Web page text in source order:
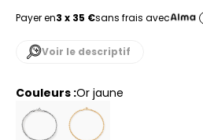
Payer en3 x 35 €sans frais avec
Voir le descriptif
Couleurs : or jaune